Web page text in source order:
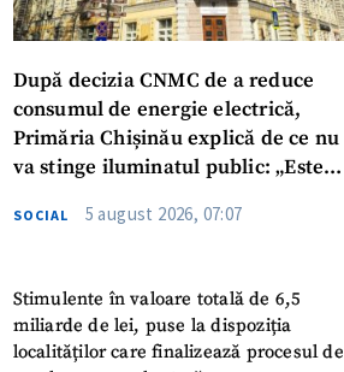
După decizia CNMC de a reduce
consumul de energie electrică,
Primăria Chișinău explică de ce nu
va stinge iluminatul public: „Este
SOCIAL 5 august 2026, 07:07
Stimulente în valoare totală de 6,5
miliarde de lei, puse la dispoziția
localităților care finalizează procesul de